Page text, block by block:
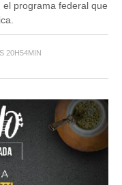
programa federal que
20H54MIN